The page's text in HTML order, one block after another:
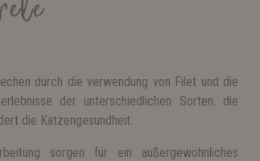
durch die verwendung von Filet und die
der unterschiedlichen Sorten. die
die Katzengesundheit.
sorgen für ein außergewöhnliches